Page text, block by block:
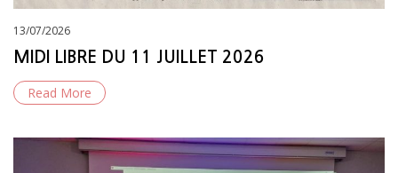
Posted
on
13/07/2026
MIDI LIBRE DU 11 JUILLET 2026
Read More